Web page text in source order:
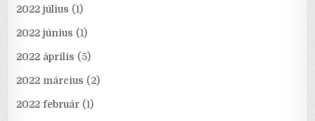
2022 július (1)
2022 június (1)
2022 április (5)
2022 március (2)
2022 február (1)